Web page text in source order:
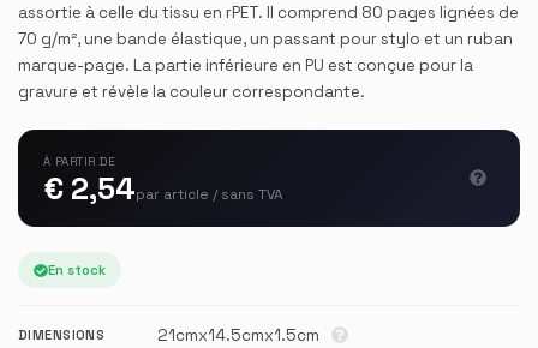
assortie à celle du tissu en rPET. Il comprend 80 pages lignées de
70 g/m², une bande élastique, un passant pour stylo et un ruban
marque-page. La partie inférieure en PU est conçue pour la
gravure et révèle la couleur correspondante.
À PARTIR DE
€ 2,54par article / sans TVA
En stock
DIMENSIONS 21cmx14.5cmx1.5cm